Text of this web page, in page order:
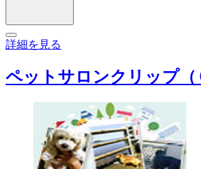
詳細を見る
ペットサロンクリップ（